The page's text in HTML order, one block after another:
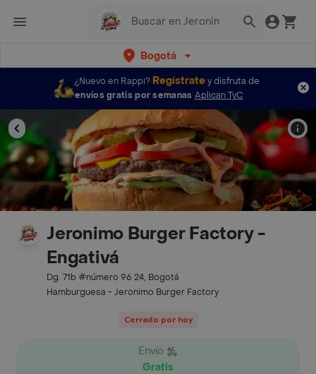
Bogotá
¿Nuevo en Rappi? Regístratey disfruta de
envíos gratis por semanas Aplican TyC
Jeronimo Burger Factory -
Engativá
Dg. 71b #número 96 24, Bogotá
Hamburguesa - Jeronimo Burger Factory
Cerrado por hoy
Envío
Gratis